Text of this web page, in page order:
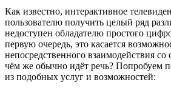
Как известно, интерактивное
пользователю получить целый ряд
недоступен обладателю простого
первую очередь, это касается
непосредственного взаимодействия
чём же обычно идёт речь? Попробуем
из подобных услуг и возможностей: